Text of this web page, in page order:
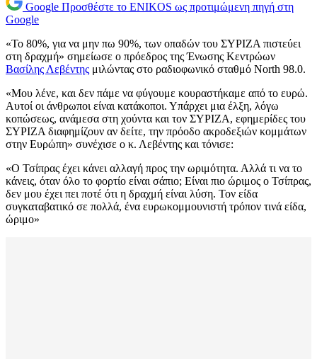
Google Προσθέστε το ENIKOS ως προτιμώμενη πηγή στη
Google
«Το 80%, για να μην πω 90%, των οπαδών του ΣΥΡΙΖΑ πιστεύει
στη δραχμή» σημείωσε ο πρόεδρος της Ένωσης Κεντρώων
Βασίλης Λεβέντης μιλώντας στο ραδιοφωνικό σταθμό North 98.0.
«Μου λένε, και δεν πάμε να φύγουμε κουραστήκαμε από το ευρώ.
Αυτοί οι άνθρωποι είναι κατάκοποι. Υπάρχει μια έλξη, λόγω
κοπώσεως, ανάμεσα στη χούντα και τον ΣΥΡΙΖΑ, εφημερίδες του
ΣΥΡΙΖΑ διαφημίζουν αν δείτε, την πρόοδο ακροδεξιών κομμάτων
στην Ευρώπη» συνέχισε ο κ. Λεβέντης και τόνισε:
«Ο Τσίπρας έχει κάνει αλλαγή προς την ωριμότητα. Αλλά τι να το
κάνεις, όταν όλο το φορτίο είναι σάπιο; Είναι πιο ώριμος ο Τσίπρας,
δεν μου έχει πει ποτέ ότι η δραχμή είναι λύση. Τον είδα
συγκαταβατικό σε πολλά, ένα ευρωκομμουνιστή τρόπον τινά είδα,
ώριμο»